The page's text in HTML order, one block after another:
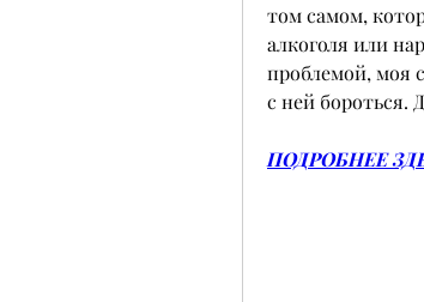
том самом,
алкоголя или
проблемой, моя
с ней бороться.
ПОДРОБНЕЕ